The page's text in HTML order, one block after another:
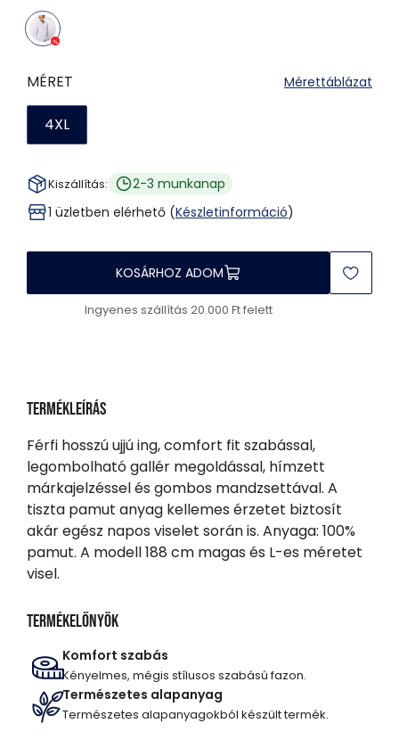
MÉRET Mérettáblázat
4XL
Kiszállítás:
2-3 munkanap
1 üzletben elérhető (Készletinformáció)
KOSÁRHOZ ADOM
Ingyenes szállítás 20.000 Ft felett
Termékleírás
Férfi hosszú ujjú ing, comfort fit szabással,
legombolható gallér megoldással, hímzett
márkajelzéssel és gombos mandzsettával. A
tiszta pamut anyag kellemes érzetet biztosít
akár egész napos viselet során is. Anyaga: 100%
pamut. A modell 188 cm magas és L-es méretet
visel.
Termékelőnyök
Komfort szabás
Kényelmes, mégis stílusos szabású fazon.
Természetes alapanyag
Természetes alapanyagokból készült termék.